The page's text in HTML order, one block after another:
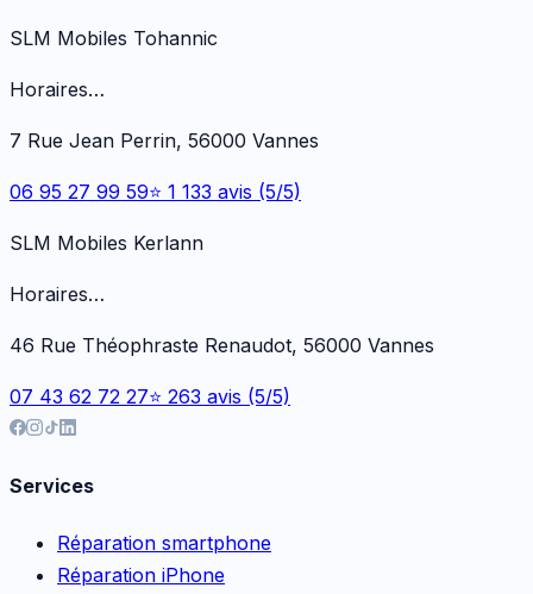
SLM Mobiles Tohannic
Horaires…
7 Rue Jean Perrin, 56000 Vannes
06 95 27 99 59⭐ 1 133 avis (5/5)
SLM Mobiles Kerlann
Horaires…
46 Rue Théophraste Renaudot, 56000 Vannes
07 43 62 72 27⭐ 263 avis (5/5)
Services
Réparation smartphone
Réparation iPhone